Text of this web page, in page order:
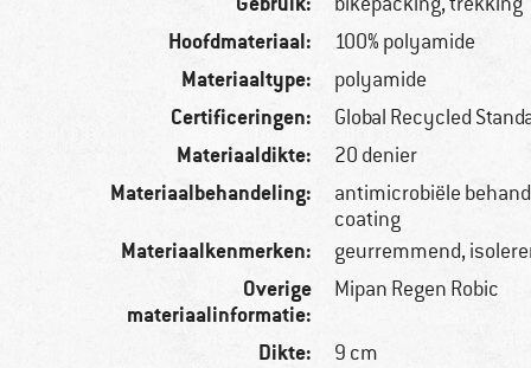
Hoofdmateriaal: 100% polyamide
Materiaaltype: polyamide
Certificeringen: Global Recycled
Materiaaldikte: 20 denier
Materiaalbehandeling:
antimicrobiële
coating
Materiaalkenmerken: geurremmend,
Overige
materiaalinformatie:
Mipan Regen Robic
Dikte: 9 cm